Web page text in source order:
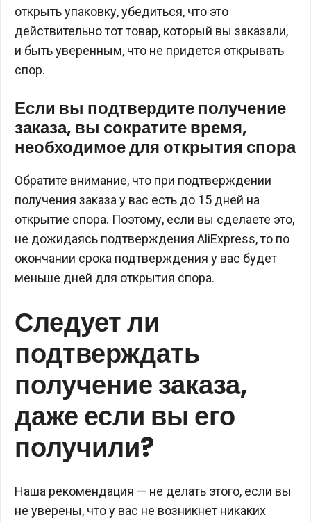
открыть упаковку, убедиться, что это
действительно тот товар, который вы заказали,
и быть уверенным, что не придется открывать
спор.
Если вы подтвердите получение
заказа, вы сократите время,
необходимое для открытия спора
Обратите внимание, что при подтверждении
получения заказа у вас есть до 15 дней на
открытие спора. Поэтому, если вы сделаете это,
не дожидаясь подтверждения AliExpress, то по
окончании срока подтверждения у вас будет
меньше дней для открытия спора.
Следует ли
подтверждать
получение заказа,
даже если вы его
получили?
Наша рекомендация — не делать этого, если вы
не уверены, что у вас не возникнет никаких